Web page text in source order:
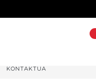
KONTAKTUA